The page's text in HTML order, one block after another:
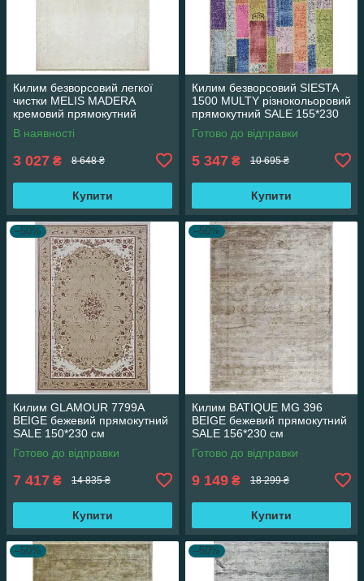
Килим безворсовий легкої
чистки MELIS MADERA
кремовий прямокутний
160*230 см
В наявності
3 027 ₴ 8 648 ₴
Купити
Килим безворсовий SIESTA
1500 MULTY різнокольоровий
прямокутний SALE 155*230
см
Готово до відправки
5 347 ₴ 10 695 ₴
Купити
–50%
Килим GLAMOUR 7799A
BEIGE бежевий прямокутний
SALE 150*230 см
Готово до відправки
7 417 ₴ 14 835 ₴
Купити
–50%
Килим BATIQUE MG 396
BEIGE бежевий прямокутний
SALE 156*230 см
Готово до відправки
9 149 ₴ 18 299 ₴
Купити
–50% –50%